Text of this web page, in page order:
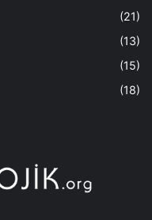
(21)
(13)
(15)
(18)